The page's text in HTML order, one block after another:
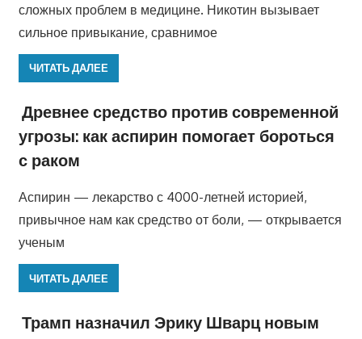
сложных проблем в медицине. Никотин вызывает
сильное привыкание, сравнимое
ЧИТАТЬ ДАЛЕЕ
Древнее средство против современной
угрозы: как аспирин помогает бороться
с раком
Аспирин — лекарство с 4000-летней историей,
привычное нам как средство от боли, — открывается
ученым
ЧИТАТЬ ДАЛЕЕ
Трамп назначил Эрику Шварц новым